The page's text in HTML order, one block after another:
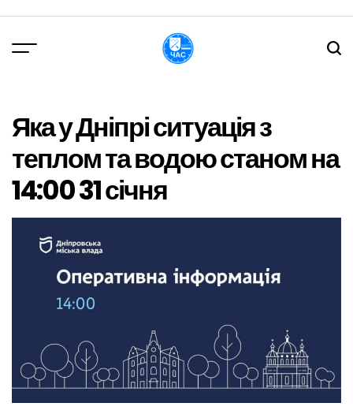
вмісту
Яка у Дніпрі ситуація з
теплом та водою станом на
14:00 31 січня